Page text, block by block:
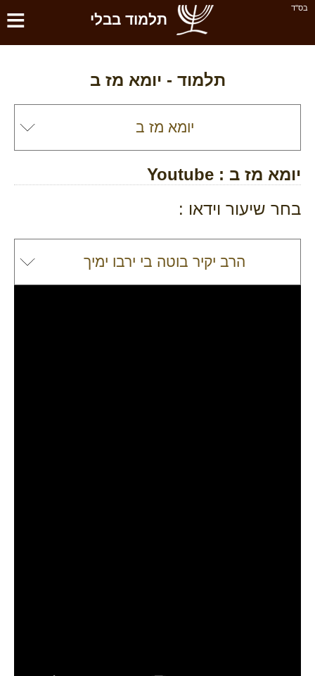
בס''ד ≡ תלמוד בבלי
תלמוד - יומא מז ב
יומא מז ב : Youtube
בחר שיעור וידאו :